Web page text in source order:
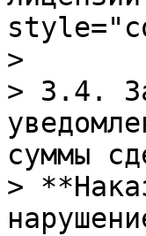
>
> 3.4.
суммы
>